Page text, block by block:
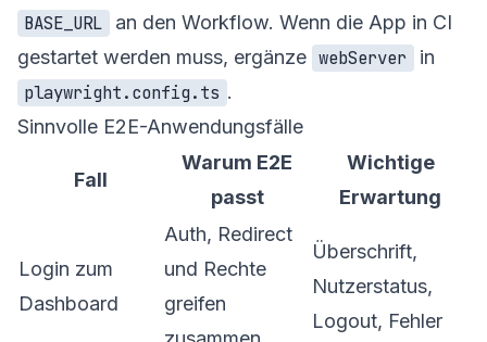
BASE_URL
an den Workflow. Wenn die App in CI
gestartet werden muss, ergänze webServer
in
playwright.config.ts .
Sinnvolle E2E-Anwendungsfälle
Fall
Warum E2E
passt
Wichtige
Erwartung
Login zum
Dashboard
Auth, Redirect
und Rechte
greifen
Überschrift,
Nutzerstatus,
Logout, Fehler